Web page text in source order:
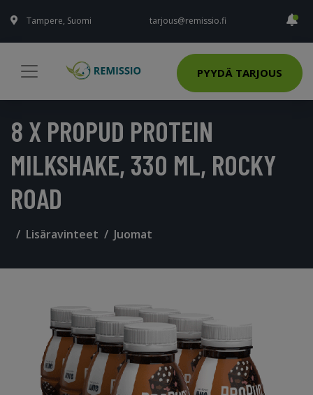
Tampere, Suomi tarjous@remissio.fi
PYYDÄ TARJOUS
8 X PROPUD PROTEIN
MILKSHAKE, 330 ML, ROCKY
ROAD
Lisäravinteet Juomat